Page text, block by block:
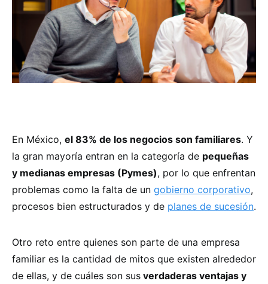
En México, el 83% de los negocios son familiares. Y
la gran mayoría entran en la categoría de pequeñas
y medianas empresas (Pymes), por lo que enfrentan
problemas como la falta de un gobierno corporativo,
procesos bien estructurados y de planes de sucesión.
Otro reto entre quienes son parte de una empresa
familiar es la cantidad de mitos que existen alrededor
de ellas, y de cuáles son sus verdaderas ventajas y